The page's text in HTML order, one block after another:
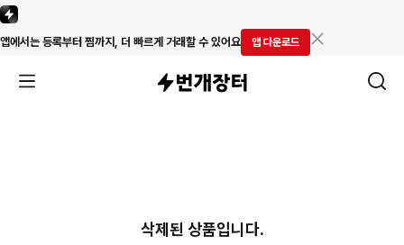
앱에서는 등록부터 찜까지, 더 빠르게 거래할 수 있어요 앱 다운로드
삭제된 상품입니다.